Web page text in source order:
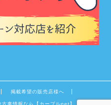
掲載希望の販売店様へ
車情報なら【カーブルnet】